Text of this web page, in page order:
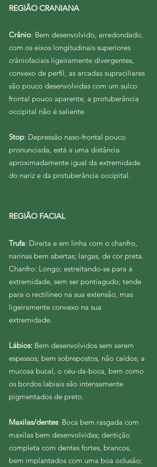
REGIÃO CRANIANA
Crânio: Bem desenvolvido, arredondado,
com os eixos longitudinais superiores
crâniofaciais ligeiramente divergentes,
convexo de perfil, as arcadas supraciliares
são pouco desenvolvidas com um sulco
frontal pouco aparente; a protuberância
occipital não é saliente.
Stop: Depressão naso-frontal pouco
pronunciada, está a uma distância
aproximadamente igual da extremidade
do nariz e da protuberância occipital.
REGIÃO FACIAL
Trufa: Direita e em linha com o chanfro,
narinas bem abertas; largas, de cor preta.
Chanfro: Longo; estreitando-se para a
extremidade, sem ser pontiagudo; tende
para o rectilíneo na sua extensão, mas
ligeiramente convexo na sua
extremidade.
Lábios: Bem desenvolvidos sem serem
espessos; bem sobrepostos, não caídos; a
mucosa bucal, o céu-da-boca, bem como
os bordos labiais são intensamente
pigmentados de preto.
Maxilas/dentes: Boca bem rasgada com
maxilas bem desenvolvidas; dentição
completa com dentes fortes, brancos,
bem implantados com uma boa oclusão;